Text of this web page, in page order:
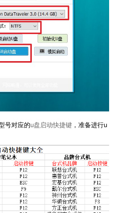
号对应的u盘启动快捷键 ，准备进行u